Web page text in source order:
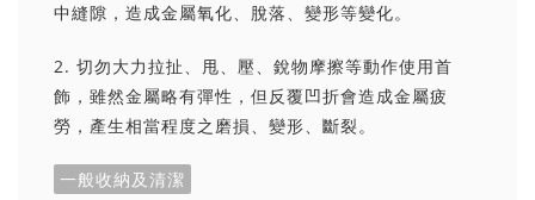
中縫隙，造成金屬氧化、脫落、變形等變化。
2. 切勿大力拉扯、甩、壓、銳物摩擦等動作使用首
飾，雖然金屬略有彈性，但反覆凹折會造成金屬疲
勞，產生相當程度之磨損、變形、斷裂。
一般收納及清潔